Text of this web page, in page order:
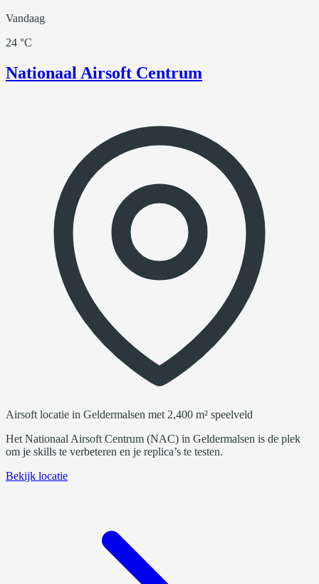
Vandaag
24 °C
Nationaal Airsoft Centrum
Airsoft locatie in Geldermalsen met 2,400 m² speelveld
Het Nationaal Airsoft Centrum (NAC) in Geldermalsen is de plek
om je skills te verbeteren en je replica’s te testen.
Bekijk locatie